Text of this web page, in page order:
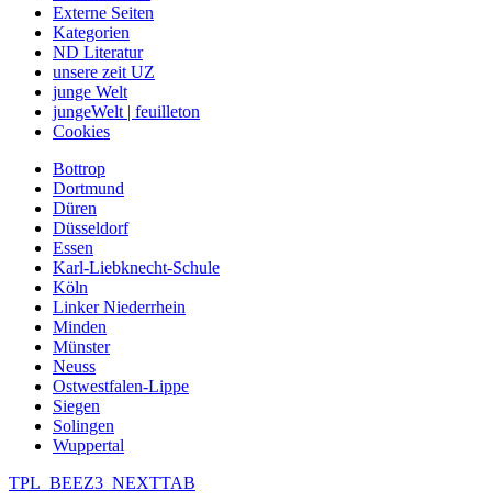
Externe Seiten
Kategorien
ND Literatur
unsere zeit UZ
junge Welt
jungeWelt | feuilleton
Cookies
Bottrop
Dortmund
Düren
Düsseldorf
Essen
Karl-Liebknecht-Schule
Köln
Linker Niederrhein
Minden
Münster
Neuss
Ostwestfalen-Lippe
Siegen
Solingen
Wuppertal
TPL_BEEZ3_NEXTTAB